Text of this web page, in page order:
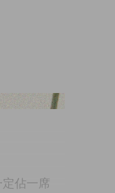
Bazzocco
佔一席